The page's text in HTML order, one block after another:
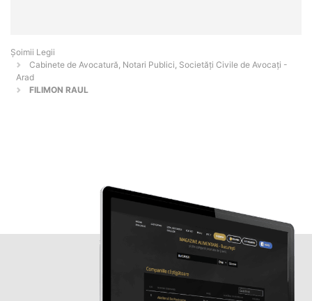
Șoimii Legii
Cabinete de Avocatură, Notari Publici, Societăți Civile de Avocați -
Arad
FILIMON RAUL